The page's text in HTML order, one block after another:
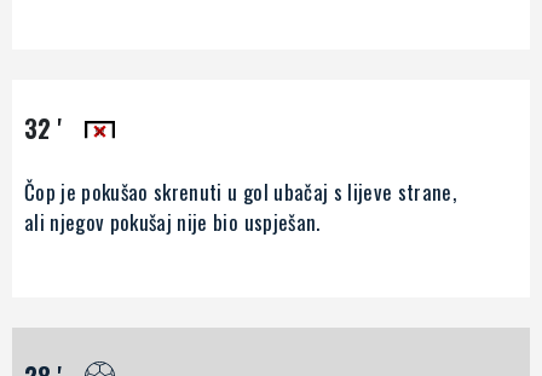
32 '
Čop je pokušao skrenuti u gol ubačaj s lijeve strane,
ali njegov pokušaj nije bio uspješan.